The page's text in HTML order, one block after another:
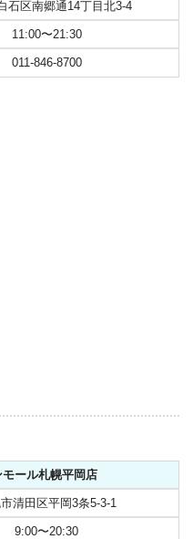
石区南郷通14丁目北3-4
11:00〜21:30
011-846-8700
ール札幌平岡店
清田区平岡3条5-3-1
9:00〜20:30